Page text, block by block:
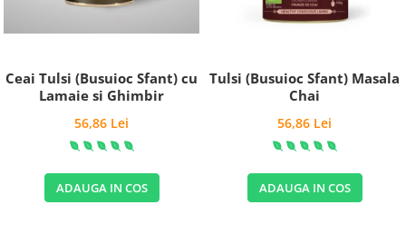
Ceai Tulsi (Busuioc Sfant) cu
Lamaie si Ghimbir
56,86 Lei
ADAUGA IN COS
Tulsi (Busuioc Sfant) Masala
Chai
56,86 Lei
ADAUGA IN COS